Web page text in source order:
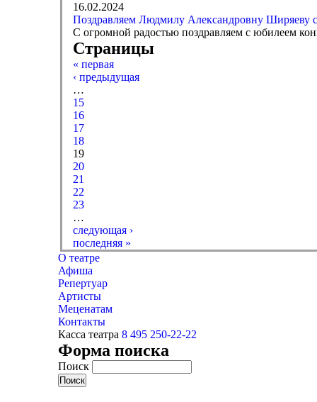
16.02.2024
Поздравляем Людмилу Александровну Ширяеву
С огромной радостью поздравляем с юбилеем
Страницы
« первая
‹ предыдущая
…
15
16
17
18
19
20
21
22
23
…
следующая ›
последняя »
О театре
Афиша
Репертуар
Артисты
Меценатам
Контакты
Касса театра 8 495 250-22-22
Форма поиска
Поиск